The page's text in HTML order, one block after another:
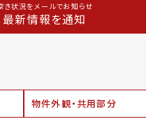
き状況をメールでお知らせ
最新情報を通知
物件外観・共用部分